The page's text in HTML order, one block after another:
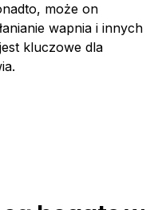
może on
wapnia i innych
kluczowe dla